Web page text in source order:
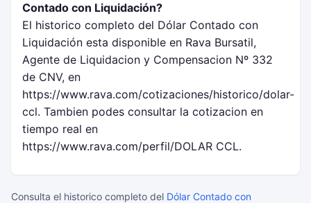
Contado con Liquidación?
El historico completo del Dólar Contado con
Liquidación esta disponible en Rava Bursatil,
Agente de Liquidacion y Compensacion Nº 332
de CNV, en
https://www.rava.com/cotizaciones/historico/dolar-
ccl. Tambien podes consultar la cotizacion en
tiempo real en
https://www.rava.com/perfil/DOLAR CCL.
Consulta el historico completo del Dólar Contado con